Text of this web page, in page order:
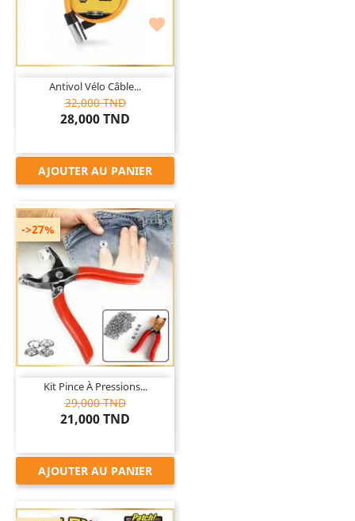

Antivol Vélo Câble...
32,000 TND
28,000 TND
AJOUTER AU PANIER

Kit Pince À Pressions...
29,000 TND
21,000 TND
->27%
AJOUTER AU PANIER